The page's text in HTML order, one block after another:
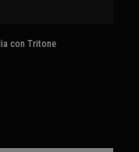
con Tritone